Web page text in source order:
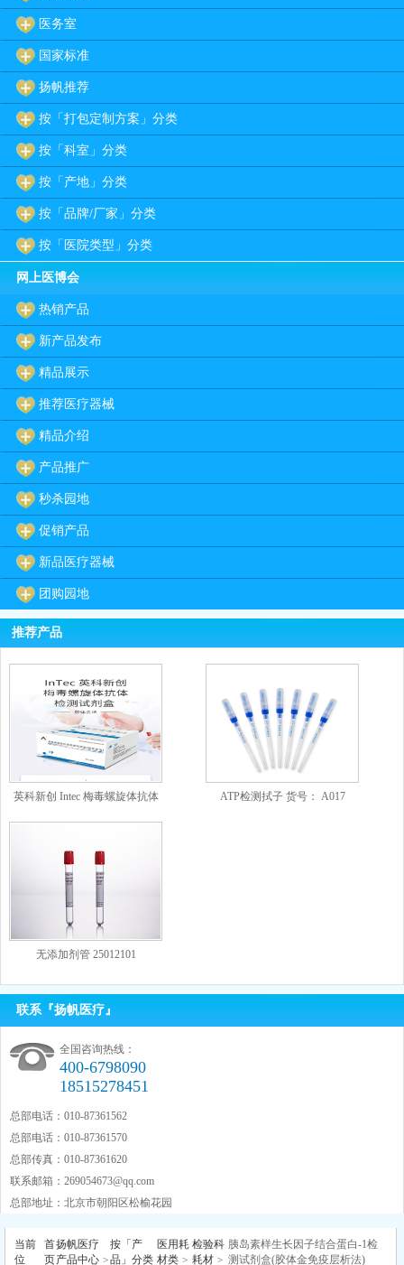
医务室
国家标准
扬帆推荐
按「打包定制方案」分类
按「科室」分类
按「产地」分类
按「品牌/厂家」分类
按「医院类型」分类
网上医博会
热销产品
新产品发布
精品展示
推荐医疗器械
精品介绍
产品推广
秒杀园地
促销产品
新品医疗器械
团购园地
推荐产品
英科新创 Intec 梅毒螺旋体抗体
ATP检测拭子 货号： A017
无添加剂管 25012101
联系『扬帆医疗』
全国咨询热线：
400-6798090
18515278451
总部电话：010-87361562
总部电话：010-87361570
总部传真：010-87361620
联系邮箱： 269054673@qq.com
总部地址：北京市朝阳区松榆花园
当前
位
首
页
扬帆医疗
产品中心 >
按「产
品」分类
医用耗
材类 >
检验科
耗材 >
胰岛素样生长因子结合蛋白-1检
测试剂盒(胶体金免疫层析法)